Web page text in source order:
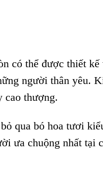
có thể được thiết
người thân yêu.
cao thượng.
qua bó hoa tươi
ưa chuộng nhất tại